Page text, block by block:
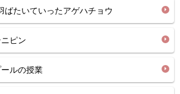
たいていったアゲハチョウ
ピン
ルの授業